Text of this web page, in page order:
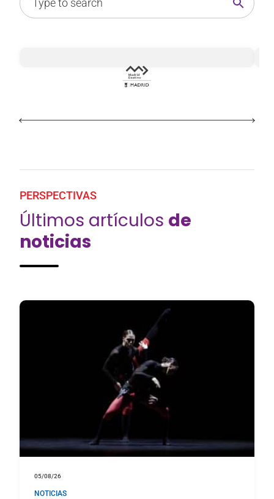
PERSPECTIVAS
Últimos artículos de
noticias
05/08/26
NOTICIAS